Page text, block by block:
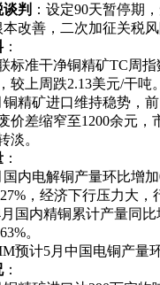
判 ：设定90天暂停期
改善，二次加征关税风
：
标准干净铜精矿TC周指
较上周跌2.13美元/干吨。
铜精矿进口维持稳势，前
价差缩窄至1200余元，
淡。
：
国内电解铜产量环比增
，经济下行压力大，
月国内精铜累计产量同
。
预计5月中国电铜产量
：